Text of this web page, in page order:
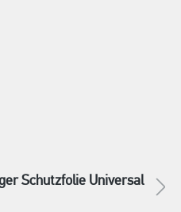
Schutzfolie Universal